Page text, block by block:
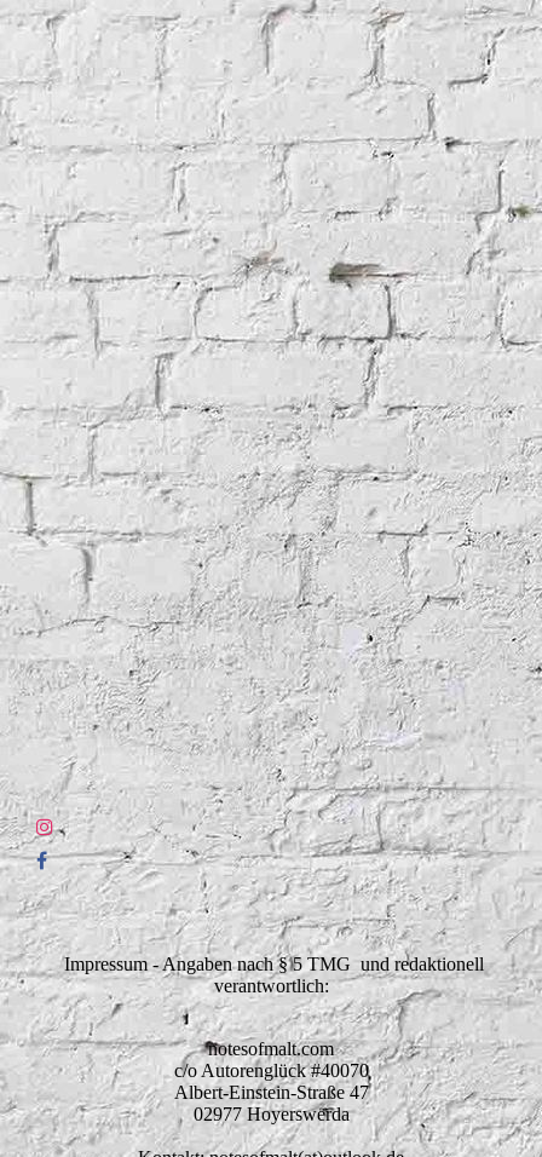
Impressum - Angaben nach § 5 TMG und redaktionell
verantwortlich:
notesofmalt.com
c/o Autorenglück #40070
Albert-Einstein-Straße 47
02977 Hoyerswerda